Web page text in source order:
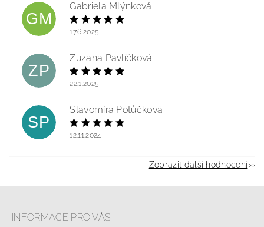
GM
Gabriela Mlýnková
17.6.2025
ZP
Zuzana Pavlíčková
22.1.2025
SP
Slavomíra Potůčková
12.11.2024
Zobrazit další hodnocení
INFORMACE PRO VÁS